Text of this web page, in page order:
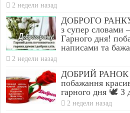
2 недели назад
ДОБРОГО РАНКУ
з супер
Гарного дня!
написами та
2 недели назад
ДОБРИЙ РАНОК
побажання
гарного дня 🕊️ З
2 недели назад